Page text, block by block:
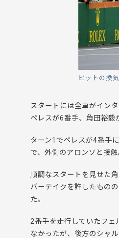
ピットの換
スタートには全車がイン
ペレスが6番手、角田裕毅
ターン1でペレスが4番手
で、外側のアロンソと接
順調なスタートを見せた
バーテイクを許したもの
た。
2番手を走行していたフェ
なかったが、後方のシャ